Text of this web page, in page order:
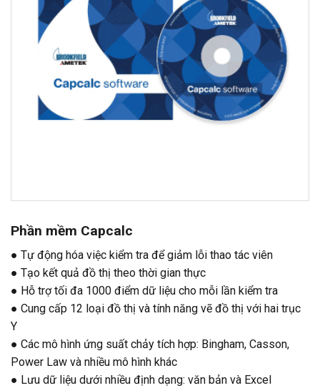
Phần mềm Capcalc
● Tự động hóa việc kiểm tra để giảm lỗi thao tác viên
● Tạo kết quả đồ thị theo thời gian thực
● Hỗ trợ tối đa 1000 điểm dữ liệu cho mỗi lần kiểm tra
● Cung cấp 12 loại đồ thị và tính năng vẽ đồ thị với hai trục
Y
● Các mô hình ứng suất chảy tích hợp: Bingham, Casson,
Power Law và nhiều mô hình khác
● Lưu dữ liệu dưới nhiều định dạng: văn bản và Excel